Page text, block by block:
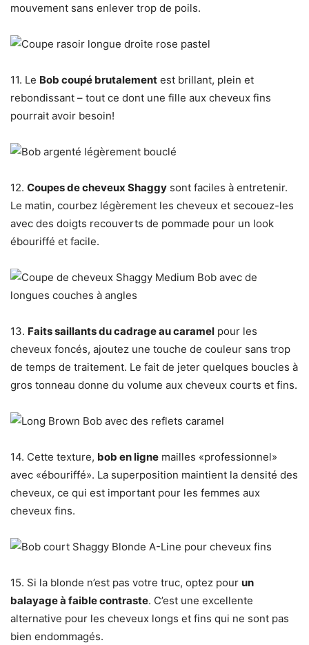
mouvement sans enlever trop de poils.
11. Le Bob coupé brutalement est brillant, plein et
rebondissant – tout ce dont une fille aux cheveux fins
pourrait avoir besoin!
12. Coupes de cheveux Shaggy sont faciles à entretenir.
Le matin, courbez légèrement les cheveux et secouez-les
avec des doigts recouverts de pommade pour un look
ébouriffé et facile.
13. Faits saillants du cadrage au caramel pour les
cheveux foncés, ajoutez une touche de couleur sans trop
de temps de traitement. Le fait de jeter quelques boucles à
gros tonneau donne du volume aux cheveux courts et fins.
14. Cette texture, bob en ligne mailles «professionnel»
avec «ébouriffé». La superposition maintient la densité des
cheveux, ce qui est important pour les femmes aux
cheveux fins.
15. Si la blonde n’est pas votre truc, optez pour un
balayage à faible contraste. C’est une excellente
alternative pour les cheveux longs et fins qui ne sont pas
bien endommagés.